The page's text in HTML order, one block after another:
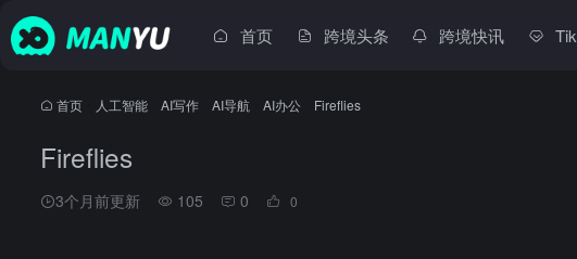
首页 跨境头条 跨境快讯
首页 人工智能 AI写作 AI导航 AI办公 Fireflies
Fireflies
3个月前更新 105 0 0